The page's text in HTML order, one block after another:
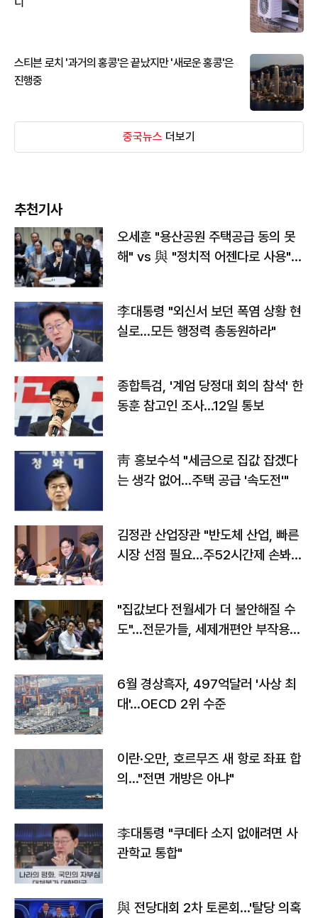
스티븐 로치 '과거의 홍콩'은 끝났지만 '새로운 홍콩'은
진행중
중국뉴스 더보기
추천기사
오세훈 "용산공원 주택공급 동의 못
해" vs 與 "정치적 어젠다로 사용"
李대통령 "외신서 보던 폭염 상황 현
실로…모든 행정력 총동원하라"
종합특검, '계엄 당정대 회의 참석' 한
동훈 참고인 조사...12일 통보
靑 홍보수석 "세금으로 집값 잡겠다
는 생각 없어…주택 공급 '속도전'"
김정관 산업장관 "반도체 산업, 빠른
시장 선점 필요…주52시간제 손봐
"집값보다 전월세가 더 불안해질 수
도"…전문가들, 세제개편안 부작용
6월 경상흑자, 497억달러 '사상 최
대'…OECD 2위 수준
이란·오만, 호르무즈 새 항로 좌표 합
의…"전면 개방은 아냐"
李대통령 "쿠데타 소지 없애려면 사
관학교 통합"
與 전당대회 2차 토론회…'탈당 의혹